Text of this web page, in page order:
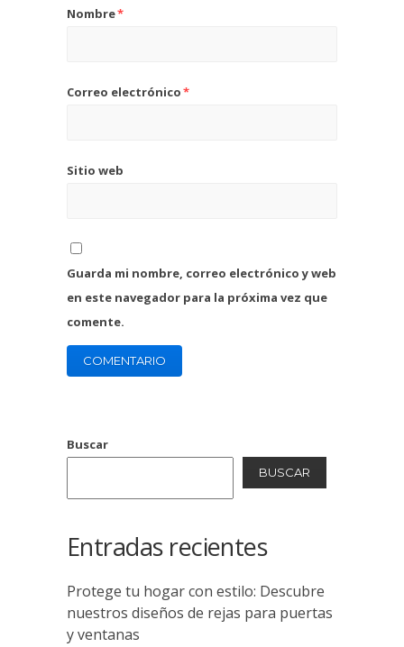
Nombre*
Correo electrónico*
Sitio web
Guarda mi nombre, correo electrónico y web
en este navegador para la próxima vez que
comente.
Buscar
BUSCAR
Entradas recientes
Protege tu hogar con estilo: Descubre
nuestros diseños de rejas para puertas
y ventanas